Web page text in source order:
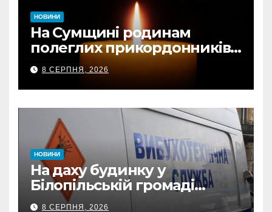
НОВИНИ
На Сумщині родинам
полеглих прикордонників
передали державні
нагороди та відомчі
відзнаки
8 СЕРПНЯ, 2026
НОВИНИ
На даху будинку у
Білопільській громаді
знайшли 120-мм міну
8 СЕРПНЯ, 2026